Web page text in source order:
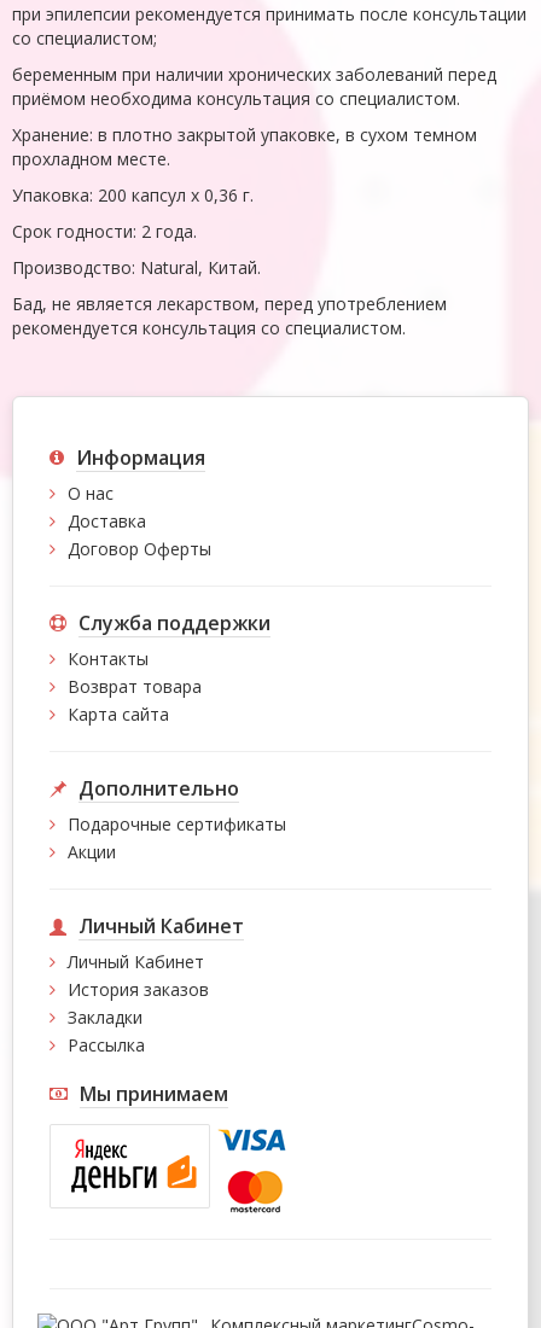
при эпилепсии рекомендуется принимать после консультации
со специалистом;
беременным при наличии хронических заболеваний перед
приёмом необходима консультация со специалистом.
Хранение: в плотно закрытой упаковке, в сухом темном
прохладном месте.
Упаковка: 200 капсул х 0,36 г.
Срок годности: 2 года.
Производство: Natural, Китай.
Бад, не является лекарством, перед употреблением
рекомендуется консультация со специалистом.
Информация
О нас
Доставка
Договор Оферты
Служба поддержки
Контакты
Возврат товара
Карта сайта
Дополнительно
Подарочные сертификаты
Акции
Личный Кабинет
Личный Кабинет
История заказов
Закладки
Рассылка
Мы принимаем